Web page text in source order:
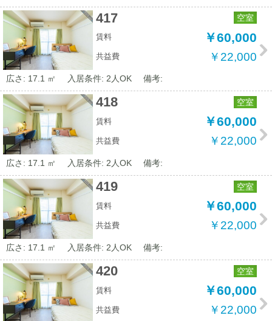
417 空室
賃料 ￥60,000
共益費 ￥22,000
広さ: 17.1 ㎡ 入居条件: 2人OK 備考:
418 空室
賃料 ￥60,000
共益費 ￥22,000
広さ: 17.1 ㎡ 入居条件: 2人OK 備考:
419 空室
賃料 ￥60,000
共益費 ￥22,000
広さ: 17.1 ㎡ 入居条件: 2人OK 備考:
420 空室
賃料 ￥60,000
共益費 ￥22,000